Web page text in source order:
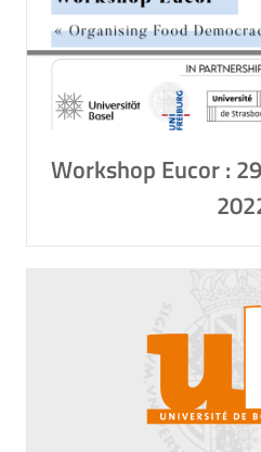
Workshop Eucor :